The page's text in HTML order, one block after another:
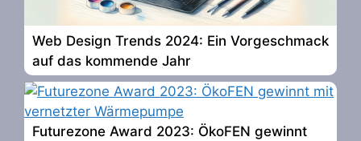
Web Design Trends 2024: Ein Vorgeschmack
auf das kommende Jahr
Futurezone Award 2023: ÖkoFEN gewinnt